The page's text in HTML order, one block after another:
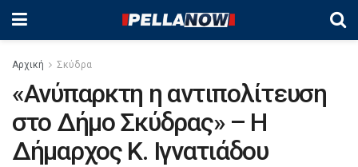
Αρχική Σκύδρα
«Ανύπαρκτη η αντιπολίτευση
στο Δήμο Σκύδρας» – Η
Δήμαρχος Κ. Ιγνατιάδου